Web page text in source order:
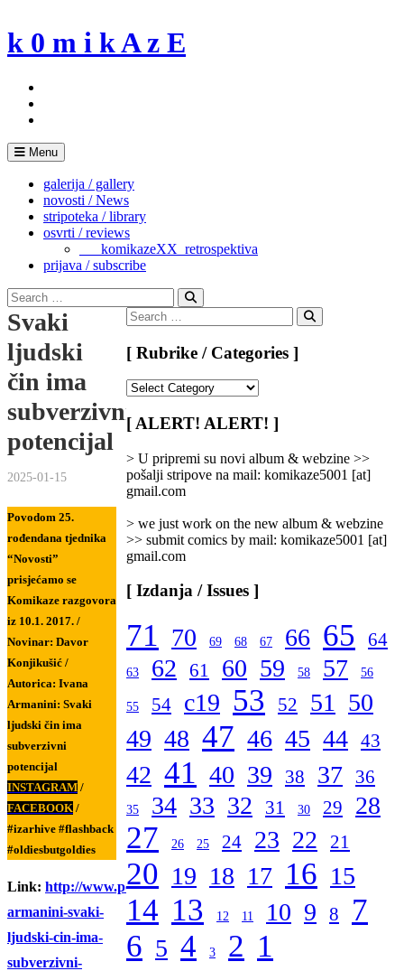
to
content
k 0 m i k A z E
Menu
galerija / gallery
novosti / News
stripoteka / library
osvrti / reviews
___komikazeXX_retrospektiva
prijava / subscribe
Search
for:
Search
Svaki
ljudski
čin ima
subverzivni
potencijal
2025-01-15
Povodom 25.
rođendana tjednika
“Novosti”
prisjećamo se
Komikaze razgovora
iz 10.1. 2017. /
Novinar: Davor
Konjikušić /
Autorica: Ivana
Armanini: Svaki
ljudski čin ima
subverzivni
potencijal
INSTAGRAM /
FACEBOOK /
#izarhive #flashback
#oldiesbutgoldies
Link: http://www.portalnovosti.com/ivana-
armanini-svaki-
ljudski-cin-ima-
subverzivni-
Search
for:
Search
[ Rubrike / Categories ]
/
Categories
[ ALERT! ALERT! ]
> U pripremi su novi album & webzine >>
pošalji stripove na mail: komikaze5001 [at]
gmail.com
> we just work on the new album & webzine
>> submit comics by mail: komikaze5001 [at]
gmail.com
[ Izdanja / Issues ]
71 70 69 68 67 66 65 64
63 62 61 60 59 58 57 56
55 54 c19 53 52 51
50
49 48 47 46 45 44 43
42 41 40 39 38 37 36
35 34 33 32 31 30 29 28
27 26 25 24 23 22 21
20 19 18 17 16 15
14 13 12 11 10 9 8
7
6 5 4 3 2 1